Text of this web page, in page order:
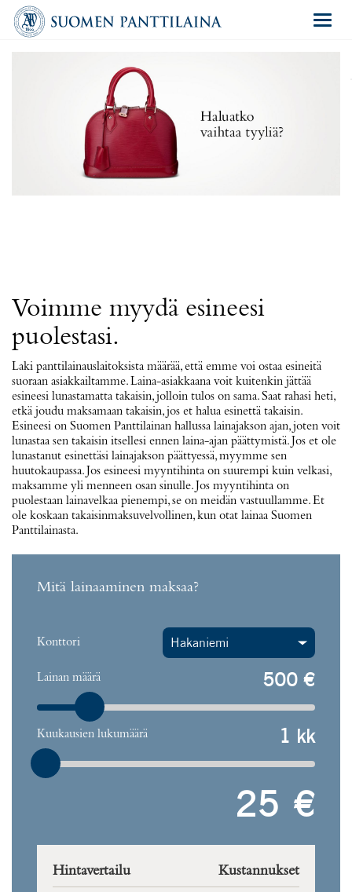
Voimme myydä esineesi
puolestasi.
Laki panttilainauslaitoksista määrää, että emme voi ostaa esineitä
suoraan asiakkailtamme. Laina-asiakkaana voit kuitenkin jättää
esineesi lunastamatta takaisin, jolloin tulos on sama. Saat rahasi heti,
etkä joudu maksamaan takaisin, jos et halua esinettä takaisin.
Esineesi on Suomen Panttilainan hallussa lainajakson ajan, joten voit
lunastaa sen takaisin itsellesi ennen laina-ajan päättymistä. Jos et ole
lunastanut esinettäsi lainajakson päättyessä, myymme sen
huutokaupassa. Jos esineesi myyntihinta on suurempi kuin velkasi,
maksamme yli menneen osan sinulle. Jos myyntihinta on
puolestaan lainavelkaa pienempi, se on meidän vastuullamme. Et
ole koskaan takaisinmaksuvelvollinen, kun otat lainaa Suomen
Panttilainasta.
Mitä lainaaminen maksaa?
Konttori
Lainan määrä €
Kuukausien lukumäärä kk
25 €
Hintavertailu Kustannukset